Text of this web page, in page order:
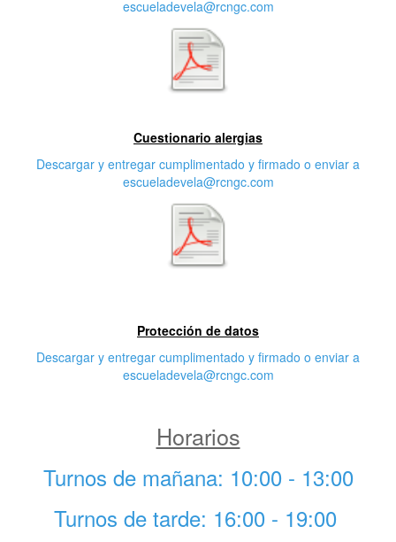
escueladevela@rcngc.com
Cuestionario alergias
Descargar y entregar cumplimentado y firmado o enviar a
escueladevela@rcngc.com
Protección de datos
Descargar y entregar cumplimentado y firmado o enviar a
escueladevela@rcngc.com
Horarios
Turnos de mañana: 10:00 - 13:00
Turnos de tarde: 16:00 - 19:00